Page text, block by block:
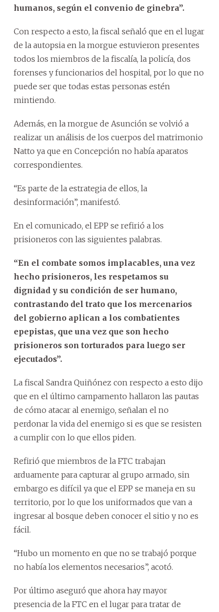
humanos, según el convenio de ginebra”.
Con respecto a esto, la fiscal señaló que en el lugar
de la autopsia en la morgue estuvieron presentes
todos los miembros de la fiscalía, la policía, dos
forenses y funcionarios del hospital, por lo que no
puede ser que todas estas personas estén
mintiendo.
Además, en la morgue de Asunción se volvió a
realizar un análisis de los cuerpos del matrimonio
Natto ya que en Concepción no había aparatos
correspondientes.
“Es parte de la estrategia de ellos, la
desinformación”, manifestó.
En el comunicado, el EPP se refirió a los
prisioneros con las siguientes palabras.
“En el combate somos implacables, una vez
hecho prisioneros, les respetamos su
dignidad y su condición de ser humano,
contrastando del trato que los mercenarios
del gobierno aplican a los combatientes
epepistas, que una vez que son hecho
prisioneros son torturados para luego ser
ejecutados”.
La fiscal Sandra Quiñónez con respecto a esto dijo
que en el último campamento hallaron las pautas
de cómo atacar al enemigo, señalan el no
perdonar la vida del enemigo si es que se resisten
a cumplir con lo que ellos piden.
Refirió que miembros de la FTC trabajan
arduamente para capturar al grupo armado, sin
embargo es difícil ya que el EPP se maneja en su
territorio, por lo que los uniformados que van a
ingresar al bosque deben conocer el sitio y no es
fácil.
“Hubo un momento en que no se trabajó porque
no había los elementos necesarios”, acotó.
Por último aseguró que ahora hay mayor
presencia de la FTC en el lugar para tratar de